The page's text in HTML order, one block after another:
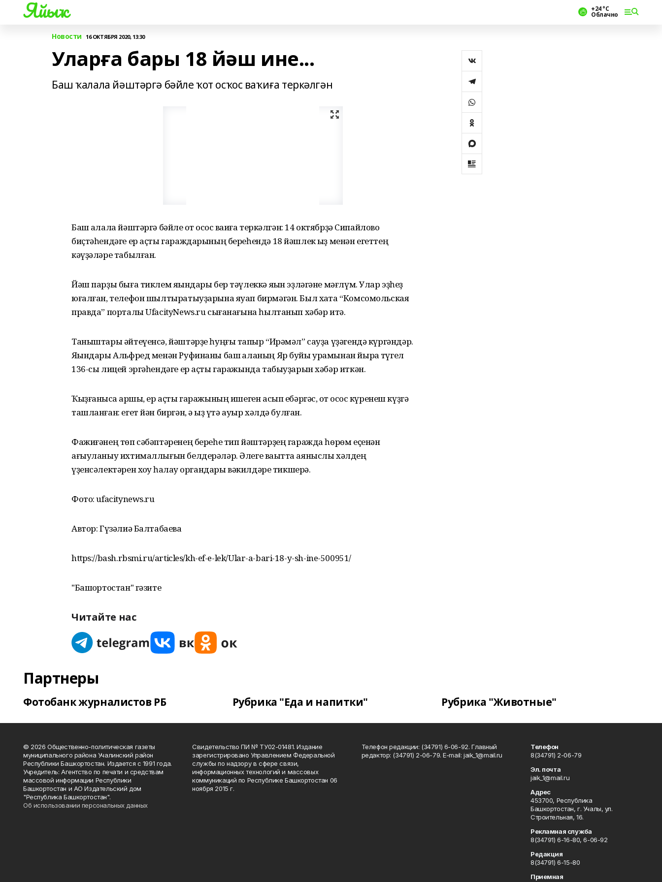
Яйыҡ +24 °С
Облачно
Новости 16 ОКТЯБРЯ 2020, 13:30
Уларға бары 18 йәш ине...
Баш ҡалала йәштәргә бәйле ҡот осҡос ваҡиға теркәлгән
Баш ҡалала йәштәргә бәйле ҡот осҡос ваҡиға теркәлгән: 14 октябрҙә Сипайлово
биҫтәһендәге ер аҫты гараждарының береһендә 18 йәшлек ҡыҙ менән егеттең
кәүҙәләре табылған.
Йәш парҙы быға тиклем яҡындары бер тәүлеккә яҡын эҙләгәне мәғлүм. Улар эҙһеҙ
юғалған, телефон шылтыратыуҙарына яуап бирмәгән. Был хаҡта “Комсомольская
правда” порталы UfacityNews.ru сығанағына һылтанып хәбәр итә.
Таныштары әйтеүенсә, йәштәрҙе һуңғы тапҡыр “Ирәмәл” сауҙа үҙәгендә күргәндәр.
Яҡындары Альфред менән Руфинаны баш ҡаланың Яр буйы урамынан йыраҡ түгел
136-сы лицей эргәһендәге ер аҫты гаражында табыуҙарын хәбәр иткән.
Ҡыҙғанысҡа ҡаршы, ер аҫты гаражының ишеген асып ебәргәс, ҡот осҡос күренеш күҙгә
ташланған: егет йән биргән, ә ҡыҙ үтә ауыр хәлдә булған.
Фажиғәнең төп сәбәптәренең береһе тип йәштәрҙең гаражда һөрөм еҫенән
ағыуланыу ихтималлығын белдерәләр. Әлеге ваҡытта аяныслы хәлдең
үҙенсәлектәрен хоҡуҡ һаҡлау органдары вәкилдәре тикшерә.
Фото: ufacitynews.ru
Автор: Гүзәлиә Балтабаева
https://bash.rbsmi.ru/articles/kh-ef-e-lek/Ular-a-bari-18-y-sh-ine-500951/
"Башҡортостан" гәзите
Читайте нас
Партнеры
Фотобанк журналистов РБ Рубрика "Еда и напитки" Рубрика "Животные"
© 2026 Общественно-политическая газеты
муниципального района Учалинский район
Республики Башкортостан. Издается с 1991 года.
Учредитель: Агентство по печати и средствам
массовой информации Республики
Башкортостан и АО Издательский дом
"Республика Башкортостан".
Об использовании персональных данных
Свидетельство ПИ № ТУ02-01481. Издание
зарегистрировано Управлением Федеральной
службы по надзору в сфере связи,
информационных технологий и массовых
коммуникаций по Республике Башкортостан 06
ноября 2015 г.
Телефон редакции: (34791) 6-06-92. Главный
редактор: (34791) 2-06-79. Е-mаil: jaik_1@mail.ru
Телефон
8(34791) 2-06-79
Эл. почта
jaik_1@mail.ru
Адрес
453700, Республика
Башкортостан, г. Учалы, ул.
Строительная, 16.
Рекламная служба
8(34791) 6-16-80, 6-06-92
Редакция
8(34791) 6-15-80
Приемная